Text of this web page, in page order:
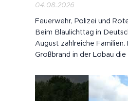
04.08.2026
Feuerwehr, Polizei und
Beim Blaulichttag in
August zahlreiche
Großbrand in der Lobau